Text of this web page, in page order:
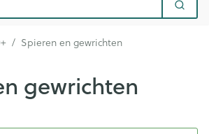
Zoek
/ Spieren en gewrichten
gewrichten